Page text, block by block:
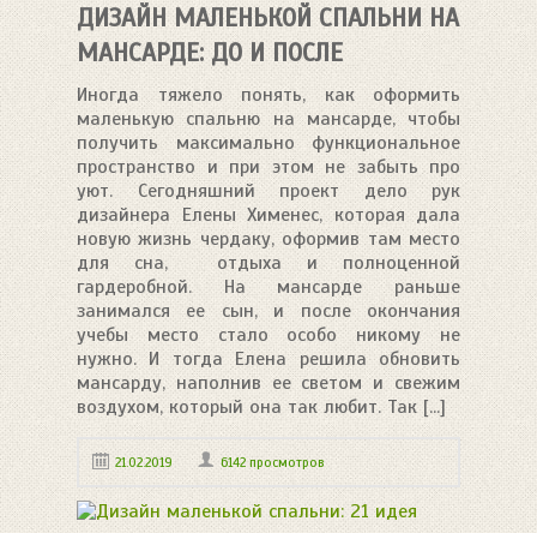
ДИЗАЙН МАЛЕНЬКОЙ СПАЛЬНИ НА
МАНСАРДЕ: ДО И ПОСЛЕ
Иногда тяжело понять, как оформить
маленькую спальню на мансарде, чтобы
получить максимально функциональное
пространство и при этом не забыть про
уют. Сегодняшний проект дело рук
дизайнера Елены Хименес, которая дала
новую жизнь чердаку, оформив там место
для сна, отдыха и полноценной
гардеробной. На мансарде раньше
занимался ее сын, и после окончания
учебы место стало особо никому не
нужно. И тогда Елена решила обновить
мансарду, наполнив ее светом и свежим
воздухом, который она так любит. Так [...]
21.02.2019 6142 просмотров